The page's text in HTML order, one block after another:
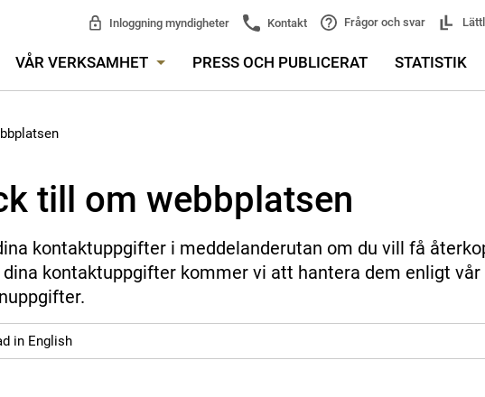
Inloggning myndigheter Kontakt Frågor och svar
VÅR VERKSAMHET PRESS OCH PUBLICERAT STATISTIK
till om webbplatsen
kontaktuppgifter i meddelanderutan om du vill få
dina kontaktuppgifter kommer vi att hantera dem enligt vår
in English